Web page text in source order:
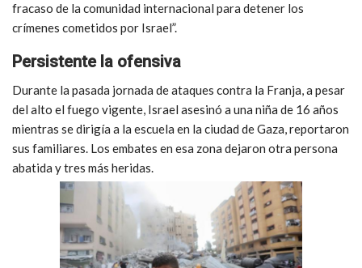
fracaso de la comunidad internacional para detener los
crímenes cometidos por Israel”.
Persistente la ofensiva
Durante la pasada jornada de ataques contra la Franja, a pesar
del alto el fuego vigente, Israel asesinó a una niña de 16 años
mientras se dirigía a la escuela en la ciudad de Gaza, reportaron
sus familiares. Los embates en esa zona dejaron otra persona
abatida y tres más heridas.